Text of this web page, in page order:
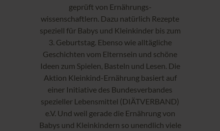
geprüft von Ernährungs-
wissenschaftlern. Dazu natürlich Rezepte
speziell für Babys und Kleinkinder bis zum
3. Geburtstag. Ebenso wie alltägliche
Geschichten vom Elternsein und schöne
Ideen zum Spielen, Basteln und Lesen. Die
Aktion Kleinkind-Ernährung basiert auf
einer Initiative des Bundesverbandes
spezieller Lebensmittel (DIÄTVERBAND)
e.V. Und weil gerade die Ernährung von
Babys und Kleinkindern so unendlich viele